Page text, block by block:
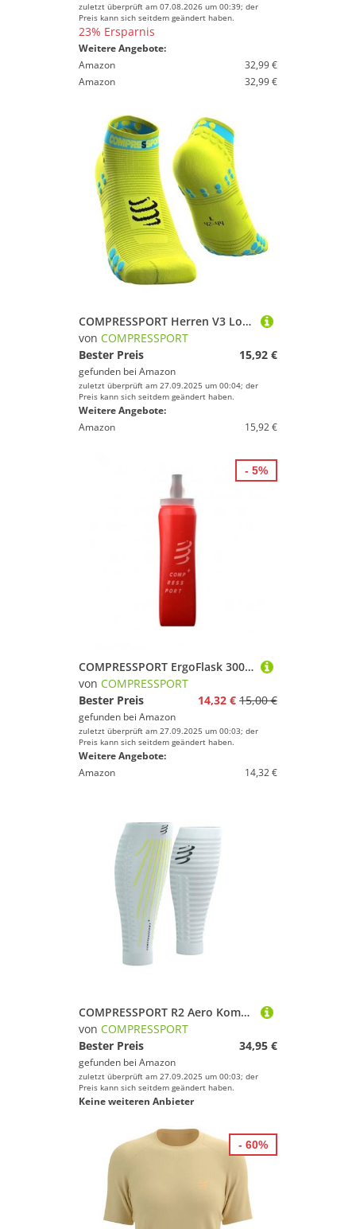
zuletzt überprüft am 07.08.2026 um 00:39; der
Preis kann sich seitdem geändert haben.
23% Ersparnis
Weitere Angebote:
Amazon
32,99 €
Amazon
32,99 €
COMPRESSPORT Herren V3 Low Flou Laufsocke Tief, Neon Gelb, 39-41 EU
von COMPRESSPORT
Bester Preis
15,92 €
gefunden bei Amazon
zuletzt überprüft am 27.09.2025 um 00:04; der
Preis kann sich seitdem geändert haben.
Weitere Angebote:
Amazon
15,92 €
COMPRESSPORT ErgoFlask 300mL Flexible Flasche für den Traileinsatz, rot, 300 mL
von COMPRESSPORT
Bester Preis
14,32 € 15,00 €
gefunden bei Amazon
zuletzt überprüft am 27.09.2025 um 00:03; der
Preis kann sich seitdem geändert haben.
Weitere Angebote:
Amazon
14,32 €
- 5%
COMPRESSPORT R2 Aero Kompressionskleidung für Erwachsene, Uni, Weiß/Primrose (mehrfarbig), 38-42 cm
von COMPRESSPORT
Bester Preis
34,95 €
gefunden bei Amazon
zuletzt überprüft am 27.09.2025 um 00:03; der
Preis kann sich seitdem geändert haben.
Keine weiteren Anbieter
- 60%